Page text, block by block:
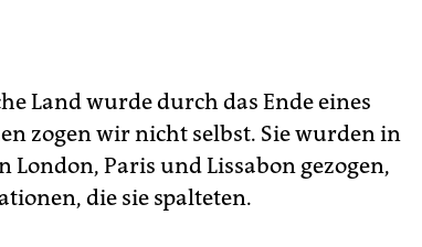
Land wurde durch das Ende eines
zogen wir nicht selbst. Sie wurden in
Paris und Lissabon gezogen,
die sie spalteten.